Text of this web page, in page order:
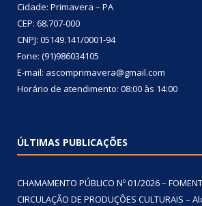
Cidade: Primavera – PA
CEP: 68.707-000
CNPJ: 05149.141/0001-94
Fone: (91)986034105
E-mail: ascomprimavera@gmail.com
Horário de atendimento: 08:00 às 14:00
ÚLTIMAS PUBLICAÇÕES
CHAMAMENTO PÚBLICO Nº 01/2026 –
CIRCULAÇÃO DE PRODUÇÕES CULTURAIS –